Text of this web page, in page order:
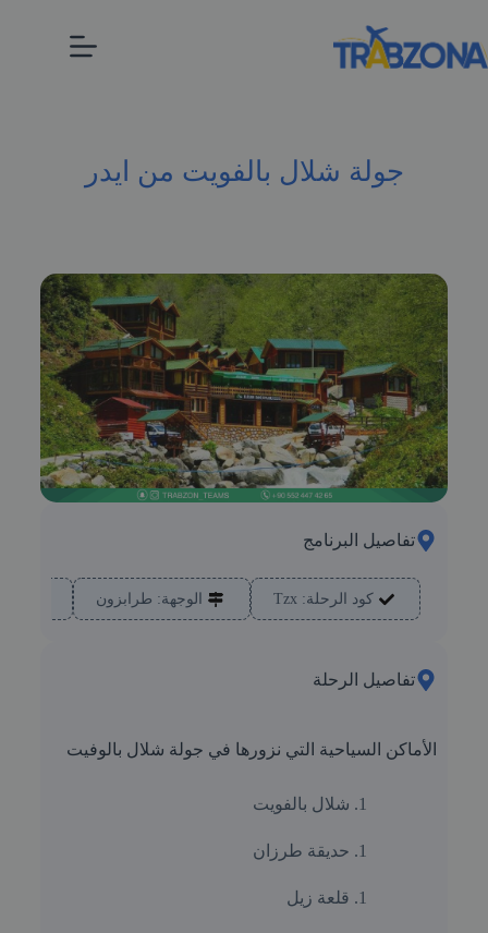
جولة شلال بالفويت من ايدر
تفاصيل البرنامج
كود الرحلة: Tzx الوجهة: طرابزون
تفاصيل الرحلة
الأماكن السياحية التي نزورها في جولة شلال بالوفيت
شلال بالفويت
حديقة طرزان
قلعة زيل